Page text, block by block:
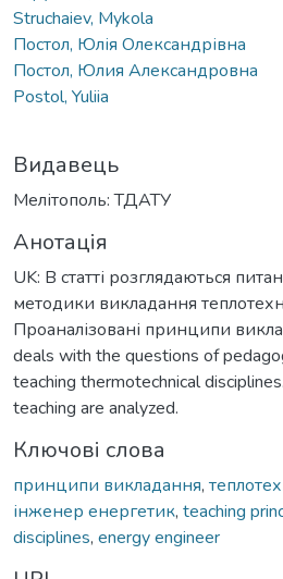
Struchaiev, Mykola
Постол, Юлія Олександрівна
Постол, Юлия Александровна
Postol, Yuliia
Видавець
Мелітополь: ТДАТУ
Анотація
UK: В статті розглядаються
методики викладання
Проаналізовані принципи
deals with the questions of
teaching thermotechnical
teaching are analyzed.
Ключові слова
принципи викладання,
інженер енергетик, teaching
disciplines, energy engineer